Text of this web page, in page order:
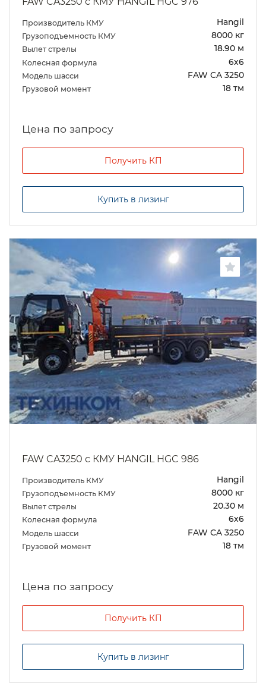
Производитель КМУ Hangil
Грузоподъемность КМУ 8000 кг
Вылет стрелы 18.90 м
Колесная формула 6х6
Модель шасси FAW CA 3250
Грузовой момент 18 тм
Цена по запросу
Получить КП
Купить в лизинг
FAW CA3250 с КМУ HANGIL HGC 986
Производитель КМУ Hangil
Грузоподъемность КМУ 8000 кг
Вылет стрелы 20.30 м
Колесная формула 6х6
Модель шасси FAW CA 3250
Грузовой момент 18 тм
Цена по запросу
Получить КП
Купить в лизинг